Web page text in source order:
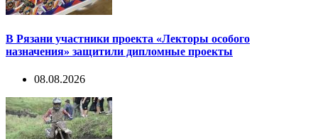
В Рязани участники проекта «Лекторы особого
назначения» защитили дипломные проекты
08.08.2026